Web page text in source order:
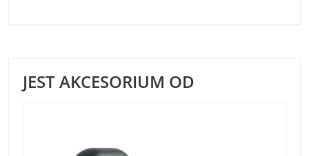
JEST AKCESORIUM OD